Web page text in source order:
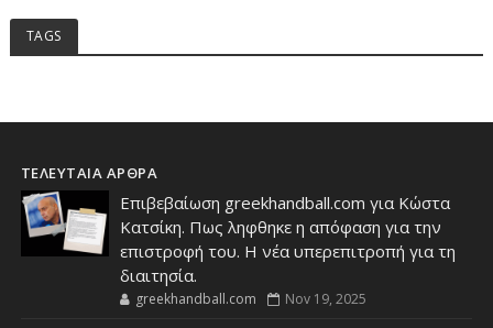
TAGS
ΤΕΛΕΥΤΑΙΑ ΑΡΘΡΑ
Επιβεβαίωση greekhandball.com για Κώστα
Κατσίκη. Πως ληφθηκε η απόφαση για την
επιστροφή του. Η νέα υπερεπιτροπή για τη
διαιτησία.
greekhandball.com Nov 19, 2025